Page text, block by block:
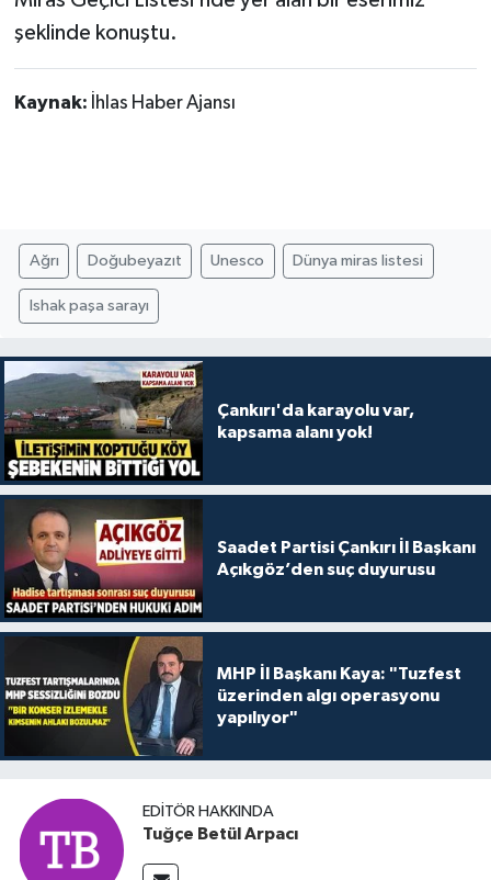
şeklinde konuştu.
Kaynak: İhlas Haber Ajansı
Ağrı Doğubeyazıt Unesco Dünya miras listesi
Ishak paşa sarayı
Çankırı'da karayolu var,
kapsama alanı yok!
Saadet Partisi Çankırı İl Başkanı
Açıkgöz’den suç duyurusu
MHP İl Başkanı Kaya: "Tuzfest
üzerinden algı operasyonu
yapılıyor"
EDITÖR HAKKINDA
Tuğçe Betül Arpacı